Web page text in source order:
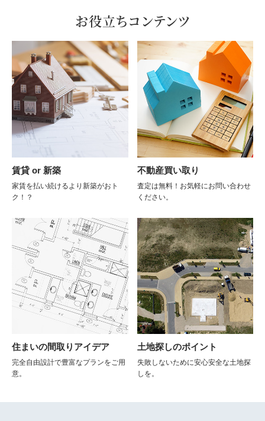
お役立ちコンテンツ
賃貸 or 新築
家賃を払い続けるより新築がおト
ク！？
不動産買い取り
査定は無料！お気軽にお問い合わせ
ください。
住まいの間取りアイデア
完全自由設計で豊富なプランをご用
意。
土地探しのポイント
失敗しないために安心安全な土地探
しを。